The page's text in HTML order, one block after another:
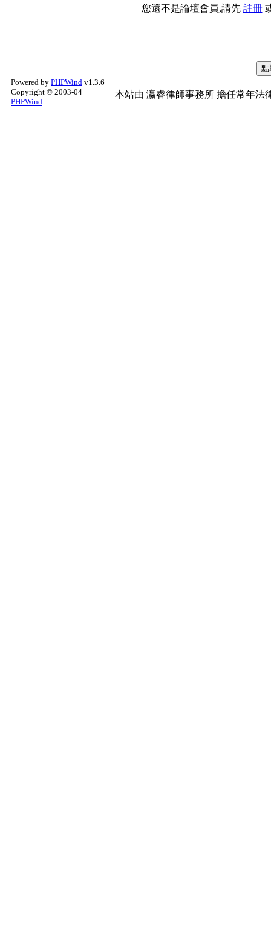
您還不是論壇會員,請先 註冊
Powered by PHPWind v1.3.6
Copyright © 2003-04
PHPWind
本站由 瀛睿律師事務所 擔任常年法